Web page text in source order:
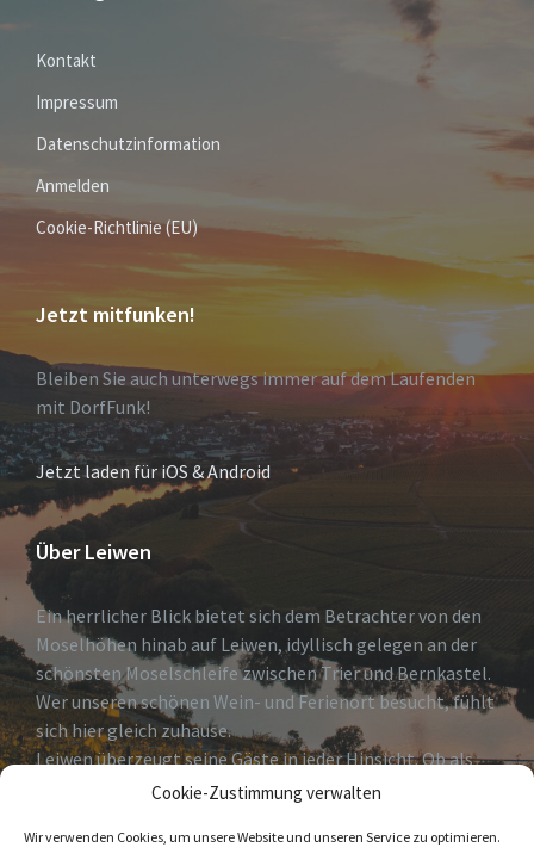
Cookie-Zustimmung verwalten
Wir verwenden Cookies, um unsere Website und unseren Service zu optimieren.
Kontakt
Impressum
Datenschutzinformation
Anmelden
Cookie-Richtlinie (EU)
Jetzt mitfunken!
Bleiben Sie auch unterwegs immer auf dem Laufenden
mit DorfFunk!
Jetzt laden für iOS & Android
Über Leiwen
Ein herrlicher Blick bietet sich dem Betrachter von den
Moselhöhen hinab auf Leiwen, idyllisch gelegen an der
schönsten Moselschleife zwischen Trier und Bernkastel.
Wer unseren schönen Wein- und Ferienort besucht, fühlt
sich hier gleich zuhause.
Leiwen überzeugt seine Gäste in jeder Hinsicht. Ob als
erholsames Urlaubsdomizil, Geheimtip für Weinkenner
werden wollen oder Eldorado für Freizeitsportler.